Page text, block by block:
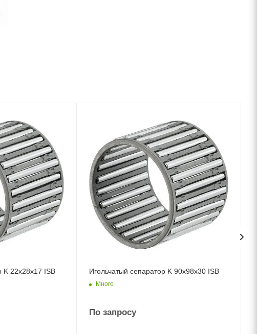
K 22x28x17 ISB Игольчатый сепаратор K 90x98x30 ISB
Много
По запросу